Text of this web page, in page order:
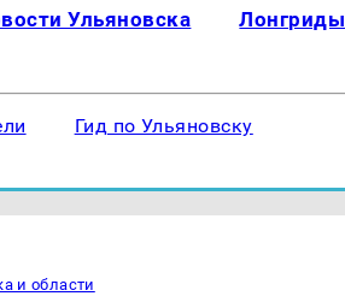
Ульяновска Лонгриды
Гид по Ульяновску
и области